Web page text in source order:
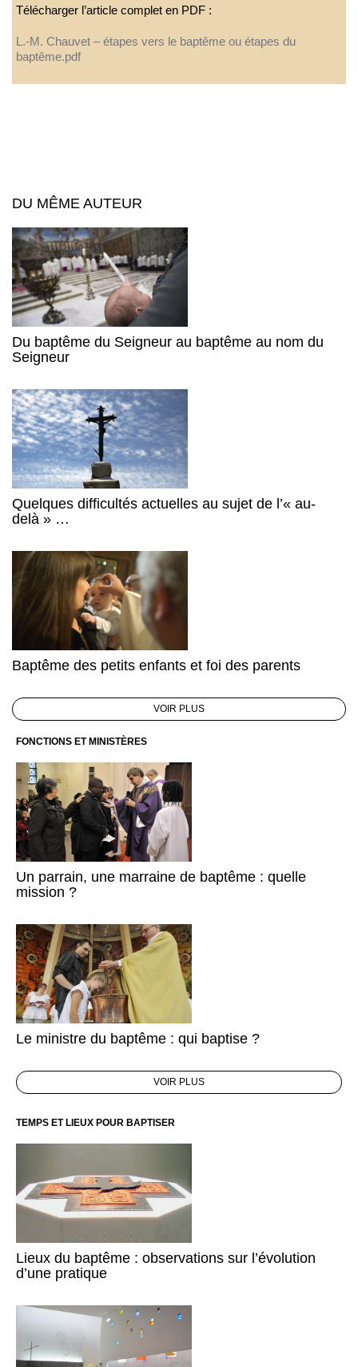
Télécharger l’article complet en PDF :
L.-M. Chauvet – étapes vers le baptême ou étapes du
baptême.pdf
DU MÊME AUTEUR
Du baptême du Seigneur au baptême au nom du
Seigneur
Quelques difficultés actuelles au sujet de l’« au-
delà » …
Baptême des petits enfants et foi des parents
VOIR PLUS
FONCTIONS ET MINISTÈRES
Un parrain, une marraine de baptême : quelle
mission ?
Le ministre du baptême : qui baptise ?
VOIR PLUS
TEMPS ET LIEUX POUR BAPTISER
Lieux du baptême : observations sur l’évolution
d’une pratique